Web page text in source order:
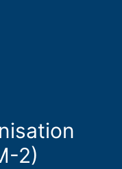
2)